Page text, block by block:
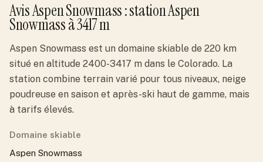
AvisAspen Snowmass: stationAspen
Snowmassà 3417 m
Aspen Snowmass est un domaine skiable de 220 km
situé en altitude 2400-3417 m dans le Colorado. La
station combine terrain varié pour tous niveaux, neige
poudreuse en saison et après-ski haut de gamme, mais
à tarifs élevés.
Domaine skiable
Aspen Snowmass